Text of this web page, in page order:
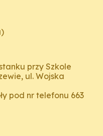
przy Szkole
ul. Wojska
pod nr telefonu 663